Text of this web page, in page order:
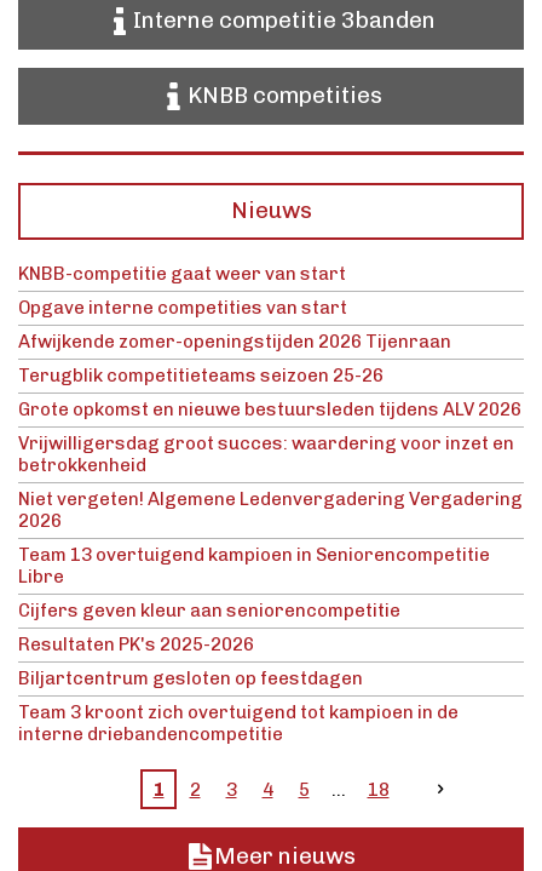
Interne competitie 3banden
KNBB competities
Nieuws
KNBB-competitie gaat weer van start
Opgave interne competities van start
Afwijkende zomer-openingstijden 2026 Tijenraan
Terugblik competitieteams seizoen 25-26
Grote opkomst en nieuwe bestuursleden tijdens ALV 2026
Vrijwilligersdag groot succes: waardering voor inzet en
betrokkenheid
Niet vergeten! Algemene Ledenvergadering Vergadering
2026
Team 13 overtuigend kampioen in Seniorencompetitie
Libre
Cijfers geven kleur aan seniorencompetitie
Resultaten PK's 2025-2026
Biljartcentrum gesloten op feestdagen
Team 3 kroont zich overtuigend tot kampioen in de
interne driebandencompetitie
1 2 3 4 5 18
Meer nieuws